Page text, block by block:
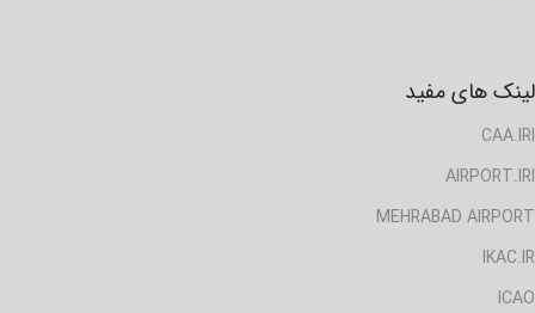
لینک های مفید
CAA.IRI
AIRPORT.IRI
MEHRABAD AIRPORT
IKAC.IR
ICAO